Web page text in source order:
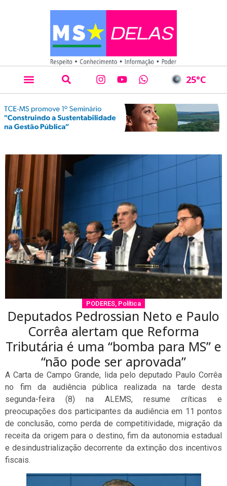
25°C
PODERES Política
Deputados Pedrossian Neto e Paulo
Corrêa alertam que Reforma
Tributária é uma “bomba para MS” e
“não pode ser aprovada”
A Carta de Campo Grande, lida pelo deputado Paulo Corrêa
no fim da audiência pública realizada na tarde desta
segunda-feira (8) na ALEMS, resume críticas e
preocupações dos participantes da audiência em 11 pontos
de conclusão, como perda de competitividade, migração da
receita da origem para o destino, fim da autonomia estadual
e desindustrialização decorrente da extinção dos incentivos
fiscais.